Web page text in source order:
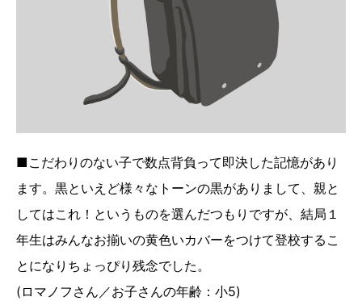
■こだわりのない子で数点背負って即決した記憶があり
ます。黒といえど様々なトーンの黒がありまして、親と
してはこれ！というものを選んだつもりですが、結局１
年生はみんなお揃いの黄色いカバーをつけて登校するこ
とになりちょっぴり残念でした。
(ロマノフさん／お子さんの年齢：小5)